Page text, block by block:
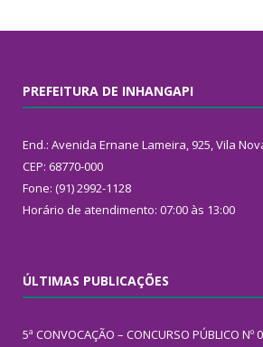
PREFEITURA DE INHANGAPI
End.: Avenida Ernane Lameira, 925, Vila
CEP: 68770-000
Fone: (91) 2992-1128
Horário de atendimento: 07:00 às 13:00
ÚLTIMAS PUBLICAÇÕES
5ª CONVOCAÇÃO – CONCURSO PÚBLICO Nº